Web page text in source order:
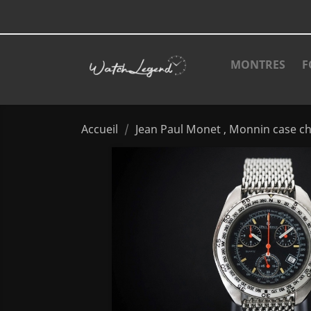
MONTRES
Accueil Jean Paul Monet , Monnin case